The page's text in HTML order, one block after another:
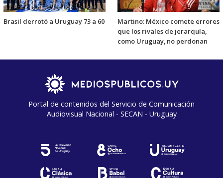
Brasil derrotó a Uruguay 73 a 60
Martino: México comete errores
que los rivales de jerarquía,
como Uruguay, no perdonan
Portal de contenidos del Servicio de Comunicación
Audiovisual Nacional - SECAN - Uruguay